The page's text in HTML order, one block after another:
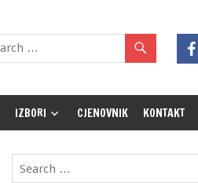
IZBORI CJENOVNIK KONTAKT